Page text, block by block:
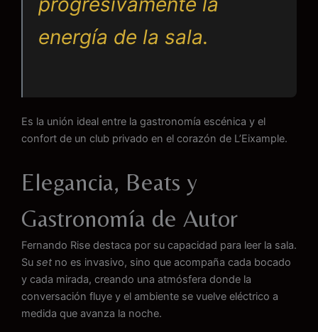
energía de la sala.
Es la unión ideal entre la gastronomía escénica y el
confort de un club privado en el corazón de L’Eixample.
Elegancia, Beats y
Gastronomía de Autor
Fernando Rise destaca por su capacidad para leer la sala.
Su set no es invasivo, sino que acompaña cada bocado
y cada mirada, creando una atmósfera donde la
conversación fluye y el ambiente se vuelve eléctrico a
medida que avanza la noche.